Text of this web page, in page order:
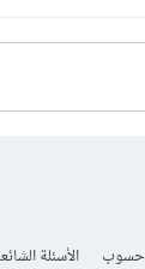
حسوب الأسئلة